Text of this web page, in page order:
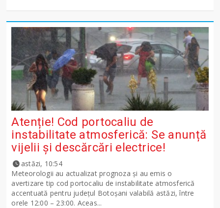
Atenție! Cod portocaliu de
instabilitate atmosferică: Se anunță
vijelii și descărcări electrice!
astăzi, 10:54
Meteorologii au actualizat prognoza și au emis o
avertizare tip cod portocaliu de instabilitate atmosferică
accentuată pentru județul Botoșani valabilă astăzi, între
orele 12:00 – 23:00. Aceas...